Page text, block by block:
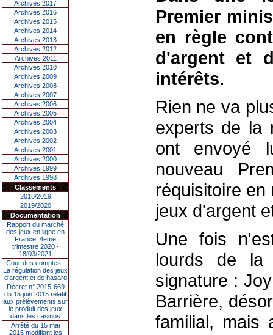
Archives 2017
Archives 2016
Archives 2015
Archives 2014
Archives 2013
Archives 2012
Archives 2011
Archives 2010
Archives 2009
Archives 2008
Archives 2007
Archives 2006
Archives 2005
Archives 2004
Archives 2003
Archives 2002
Archives 2001
Archives 2000
Archives 1999
Archives 1998
Classements
2018/2019
2019/2020
Documentation
Rapport du marché
des jeux en ligne en
France, 4eme
trimestre 2020 -
18/03/2021
Cour des comptes -
La régulation des jeux
d’argent et de hasard
Décret n° 2015-669
du 15 juin 2015 relatif
aux prélèvements sur
le produit des jeux
dans les casinos
Arrêté du 15 mai
2015 modifiant les
Premier
en règle
d'argent et
intérêts.
Rien ne va
experts de la
ont envoyé
nouveau
réquisitoire
jeux d'argent
Une fois
lourds de la
signature :
Barrière,
familial, mais